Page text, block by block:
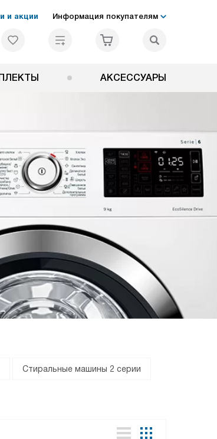
и акции Информация покупателям
АКСЕССУАРЫ
Стиральные машины 2 серии